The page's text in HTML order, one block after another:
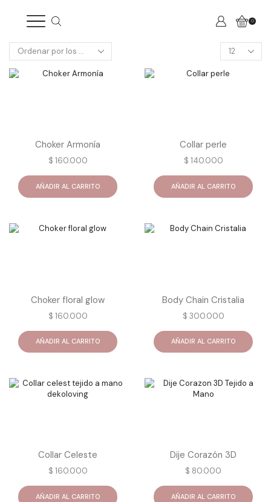
0
Products
per
page
Choker Armonía
$ 160.000
AÑADIR AL CARRITO
Collar perle
$ 140.000
AÑADIR AL CARRITO
Choker floral glow
$ 160.000
AÑADIR AL CARRITO
Body Chain Cristalia
$ 300.000
AÑADIR AL CARRITO
Collar Celeste
$ 160.000
AÑADIR AL CARRITO
Dije Corazón 3D
$ 80.000
AÑADIR AL CARRITO